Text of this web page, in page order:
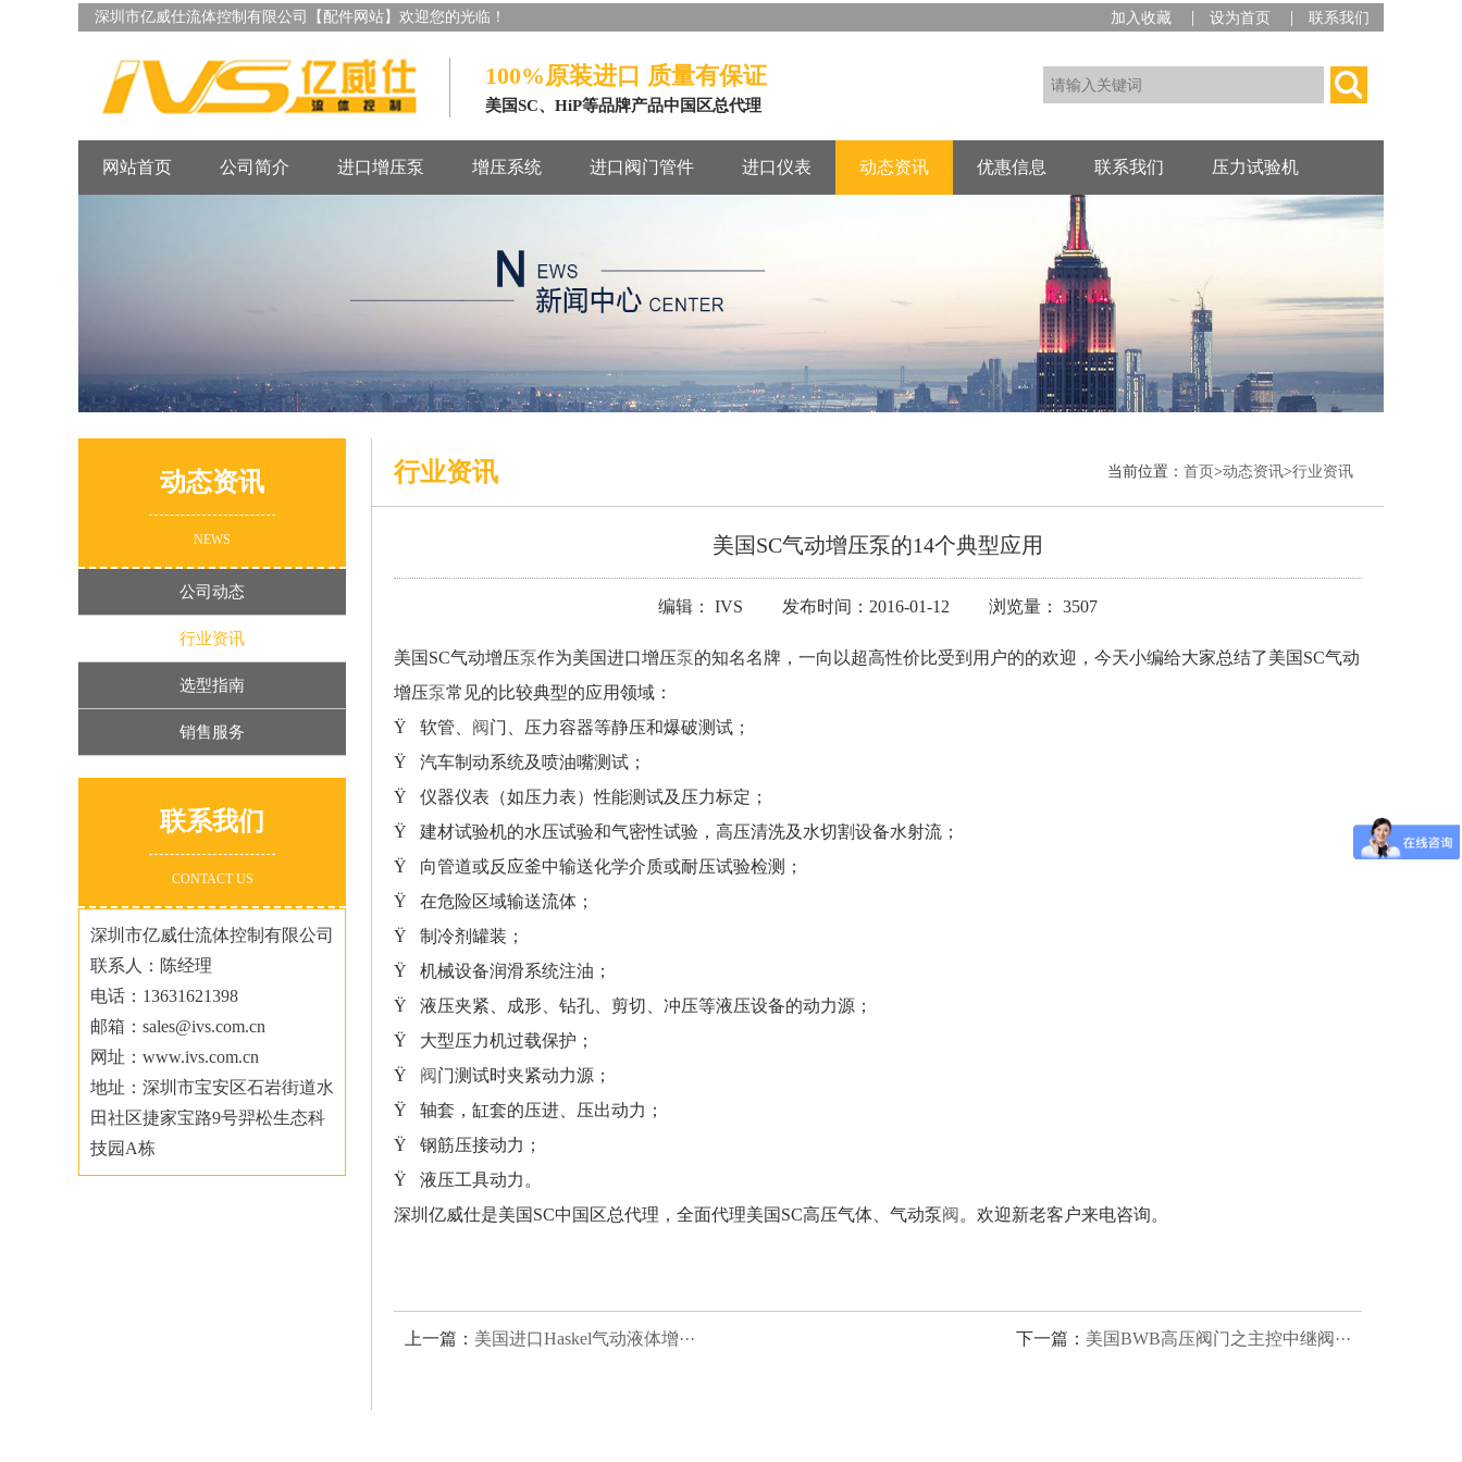
深圳市亿威仕流体控制有限公司【配件网站】欢迎您的光临！ 加入收藏 | 设为首页 | 联系我们
100%原装进口 质量有保证
美国SC、HiP等品牌产品中国区总代理
网站首页 公司简介 进口增压泵 增压系统 进口阀门管件 进口仪表 动态资讯 优惠信息 联系我们 压力试验机
动态资讯
NEWS
公司动态
行业资讯
选型指南
销售服务
联系我们
CONTACT US
深圳市亿威仕流体控制有限公司
联系人：陈经理
电话：13631621398
邮箱：sales@ivs.com.cn
网址：www.ivs.com.cn
地址：深圳市宝安区石岩街道水
田社区捷家宝路9号羿松生态科
技园A栋
行业资讯 当前位置： 首页 >动态资讯>行业资讯
美国SC气动增压泵的14个典型应用
编辑： IVS 发布时间：2016-01-12 浏览量： 3507
美国SC气动增压泵作为美国进口增压泵的知名名牌，一向以超高性价比受到用户的的欢迎，今天小编给大家总结了美国SC气动
增压泵常见的比较典型的应用领域：
Ÿ 软管、 阀门、压力容器等静压和爆破测试；
Ÿ 汽车制动系统及喷油嘴测试；
Ÿ 仪器仪表（如压力表）性能测试及压力标定；
Ÿ 建材试验机的水压试验和气密性试验，高压清洗及水切割设备水射流；
Ÿ 向管道或反应釜中输送化学介质或耐压试验检测；
Ÿ 在危险区域输送流体；
Ÿ 制冷剂罐装；
Ÿ 机械设备润滑系统注油；
Ÿ 液压夹紧、成形、钻孔、剪切、冲压等液压设备的动力源；
Ÿ 大型压力机过载保护；
Ÿ 阀门测试时夹紧动力源；
Ÿ 轴套，缸套的压进、压出动力；
Ÿ 钢筋压接动力；
Ÿ 液压工具动力。
深圳亿威仕是美国SC中国区总代理，全面代理美国SC高压气体、气动泵阀 。欢迎新老客户来电咨询。
上一篇： 美国进口Haskel气动液体增··· 下一篇： 美国BWB高压阀门之主控中继阀···